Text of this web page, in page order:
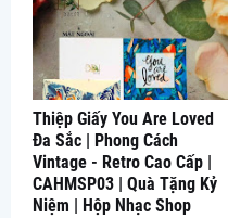
Thiệp Giấy You Are Loved
Đa Sắc | Phong Cách
Vintage - Retro Cao Cấp |
CAHMSP03 | Quà Tặng Kỷ
Niệm | Hộp Nhạc Shop